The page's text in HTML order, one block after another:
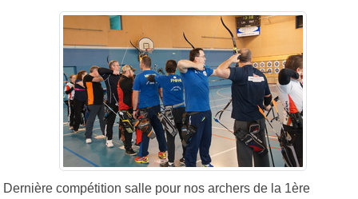
Dernière compétition salle pour nos archers de la 1ère